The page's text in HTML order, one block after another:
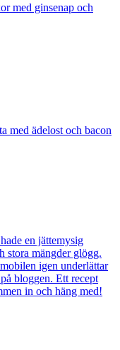
med ginsenap och
med ädelost och bacon
en jättemysig
stora mängder glögg.
igen underlättar
bloggen. Ett recept
in och häng med!